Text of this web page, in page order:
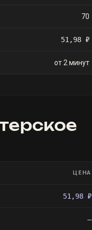
70
51,98 ₽
от 2 минут
ЦЕНА
51,98 ₽
—